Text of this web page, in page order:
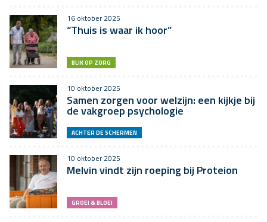
16 oktober 2025
“Thuis is waar ik hoor”
BLIK OP ZORG
10 oktober 2025
Samen zorgen voor welzijn: een kijkje bij
de vakgroep psychologie
ACHTER DE SCHERMEN
10 oktober 2025
Melvin vindt zijn roeping bij Proteion
GROEI & BLOEI